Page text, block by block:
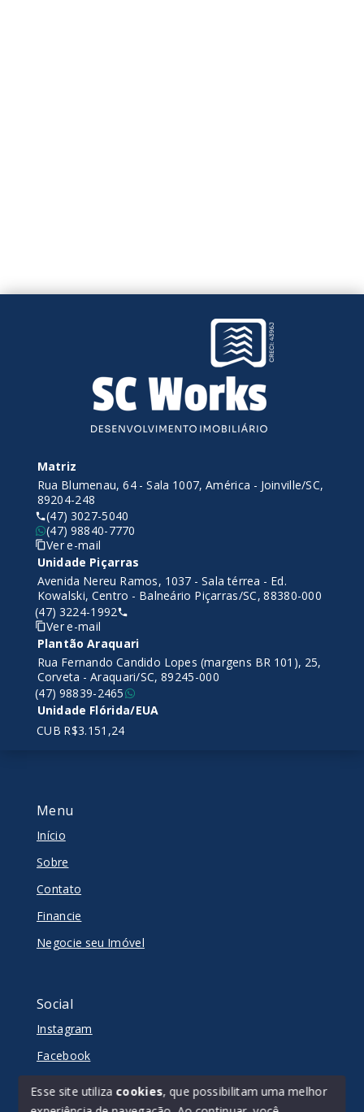
Menu
Início
Sobre
Contato
Financie
Negocie seu Imóvel
Social
Instagram
Facebook
Matriz
Rua Blumenau, 64 - Sala 1007, América - Joinville/SC,
89204-248
(47) 3027-5040
(47) 98840-7770
Ver e-mail
Unidade Piçarras
Avenida Nereu Ramos, 1037 - Sala térrea - Ed.
Kowalski, Centro - Balneário Piçarras/SC, 88380-000
(47) 3224-1992
Ver e-mail
Plantão Araquari
Rua Fernando Candido Lopes (margens BR 101), 25,
Corveta - Araquari/SC, 89245-000
(47) 98839-2465
Unidade Flórida/EUA
CUB R$3.151,24
Esse site utiliza cookies, que possibilitam uma melhor